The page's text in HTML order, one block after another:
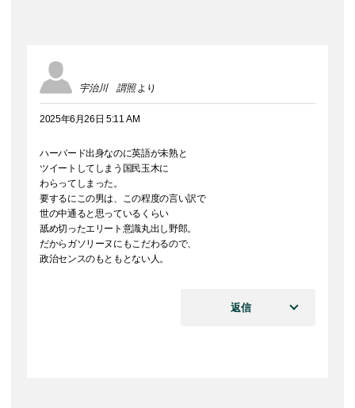
宇治川 謂照 より
2025年6月26日 5:11 AM
ハーバード出身なのに英語が未熟と
ツイートしてしまう国民玉木に
わらってしまった。
要するにこの男は、この程度の言い訳で
世の中通ると思っているくらい
舐め切ったエリート意識丸出し野郎。
だからガソリーヌにもこだわるので、
政治センスのもともとない人。
返信